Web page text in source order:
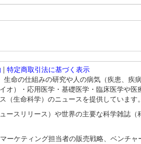
| 特定商取引法に基づく表示
命の仕組みの研究や人の病気（疾患、疾
）・応用医学・基礎医学・臨床医学や
生命科学）のニュースを提供しています。
スリリース）や世界の主要な科学雑誌
ケティング担当者の販売戦略、ベンチャ